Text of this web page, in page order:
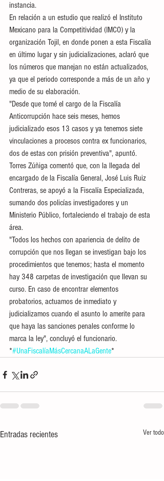
instancia.
En relación a un estudio que realizó el Instituto
Mexicano para la Competitividad (IMCO) y la
organización Tojil, en donde ponen a esta Fiscalía
en último lugar y sin judicializaciones, aclaró que
los números que manejan no están actualizados,
ya que el periodo corresponde a más de un año y
medio de su elaboración.
"Desde que tomé el cargo de la Fiscalía
Anticorrupción hace seis meses, hemos
judicializado esos 13 casos y ya tenemos siete
vinculaciones a procesos contra ex funcionarios,
dos de estas con prisión preventiva", apuntó.
Torres Zúñiga comentó que, con la llegada del
encargado de la Fiscalía General, José Luis Ruiz
Contreras, se apoyó a la Fiscalía Especializada,
sumando dos policías investigadores y un
Ministerio Público, fortaleciendo el trabajo de esta
área.
"Todos los hechos con apariencia de delito de
corrupción que nos llegan se investigan bajo los
procedimientos que tenemos; hasta el momento
hay 348 carpetas de investigación que llevan su
curso. En caso de encontrar elementos
probatorios, actuamos de inmediato y
judicializamos cuando el asunto lo amerite para
que haya las sanciones penales conforme lo
marca la ley", concluyó el funcionario.
*#UnaFiscalíaMásCercanaALaGente*
Entradas recientes Ver todo